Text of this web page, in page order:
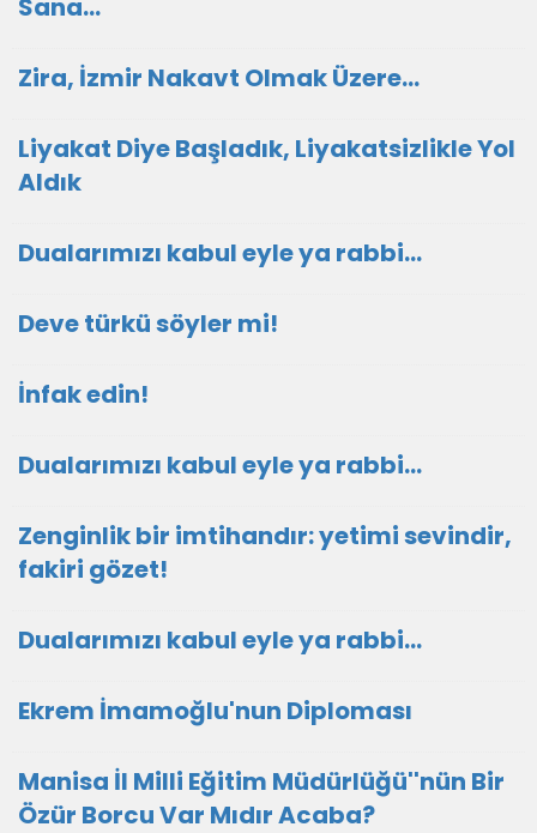
Sana…
Zira, İzmir Nakavt Olmak Üzere…
Liyakat Diye Başladık, Liyakatsizlikle Yol
Aldık
Dualarımızı kabul eyle ya rabbi...
Deve türkü söyler mi!
İnfak edin!
Dualarımızı kabul eyle ya rabbi...
Zenginlik bir imtihandır: yetimi sevindir,
fakiri gözet!
Dualarımızı kabul eyle ya rabbi...
Ekrem İmamoğlu'nun Diploması
Manisa İl Milli Eğitim Müdürlüğü''nün Bir
Özür Borcu Var Mıdır Acaba?